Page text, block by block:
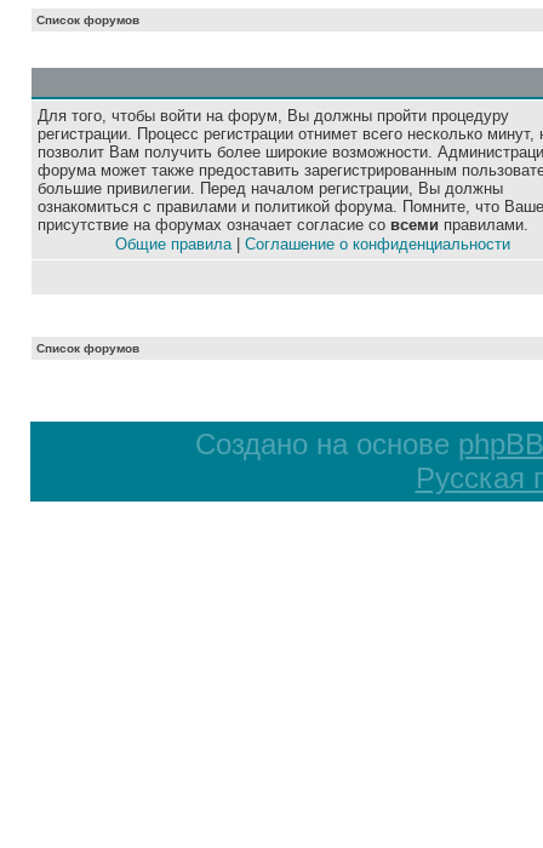
Список форумов
Для того, чтобы войти на форум, Вы должны пройти процедуру
регистрации. Процесс регистрации отнимет всего несколько минут,
позволит Вам получить более широкие возможности.
форума может также предоставить зарегистрированным
большие привилегии. Перед началом регистрации, Вы должны
ознакомиться с правилами и политикой форума. Помните, что Ваше
присутствие на форумах означает согласие со всеми правилами.
Общие правила| Соглашение о конфиденциальности
Список форумов
Создано на основе phpBB
Русская